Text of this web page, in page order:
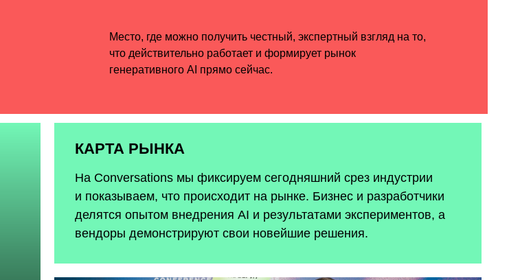
КАРТА РЫНКА
На Conversations мы фиксируем сегодняшний срез индустрии
и показываем, что происходит на рынке. Бизнес и разработчики
делятся опытом внедрения AI и результатами экспериментов, а
вендоры демонстрируют свои новейшие решения.